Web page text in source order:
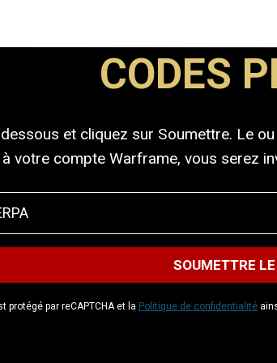
CODES
et cliquez sur Soumettre. Le
votre compte Warframe, vous serez
protégé par reCAPTCHA et la Politique de confidentialité